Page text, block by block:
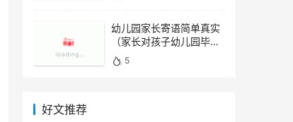
幼儿园家长寄语简单真实
（家长对孩子幼儿园毕业
寄语）
5
好文推荐